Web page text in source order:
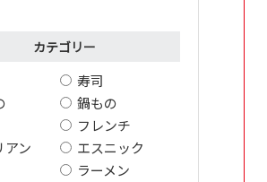
カテゴリー
寿司
鍋もの
フレンチ
アン
エスニック
ラーメン